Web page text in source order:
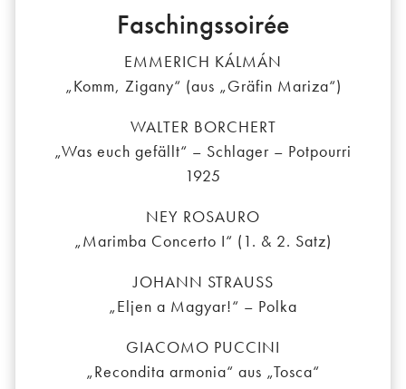
Faschingssoirée
EMMERICH KÁLMÁN
„Komm, Zigany“ (aus „Gräfin Mariza“)
WALTER BORCHERT
„Was euch gefällt“ – Schlager – Potpourri
1925
NEY ROSAURO
„Marimba Concerto I“ (1. & 2. Satz)
JOHANN STRAUSS
„Eljen a Magyar!“ – Polka
GIACOMO PUCCINI
„Recondita armonia“ aus „Tosca“